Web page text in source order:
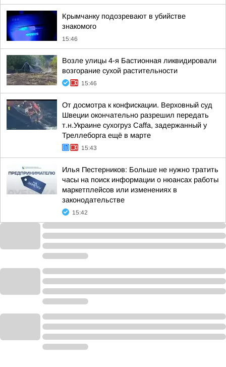
Крымчанку подозревают в убийстве
знакомого
15:46
Возле улицы 4-я Бастионная ликвидировали
возгорание сухой растительности
15:46
От досмотра к конфискации. Верховный суд
Швеции окончательно разрешил передать
т.н.Украине сухогруз Caffa, задержанный у
Треллеборга ещё в марте
15:43
Илья Пестерников: Больше не нужно тратить
часы на поиск информации о нюансах работы
маркетплейсов или изменениях в
законодательстве
15:42